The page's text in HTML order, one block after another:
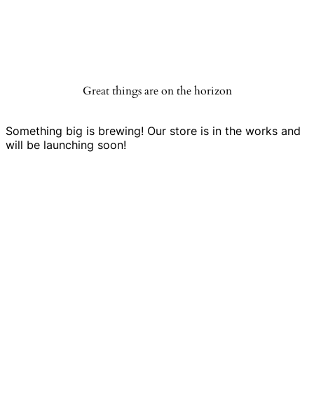
Great things are on the horizon
Something big is brewing! Our store is in the works and
will be launching soon!